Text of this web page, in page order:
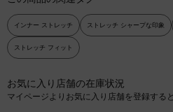
インナー ストレッチ ストレッチ シャープな印象
ストレッチ フィット
お気に入り店舗の在庫状況
マイページよりお気に入り店舗を登録する